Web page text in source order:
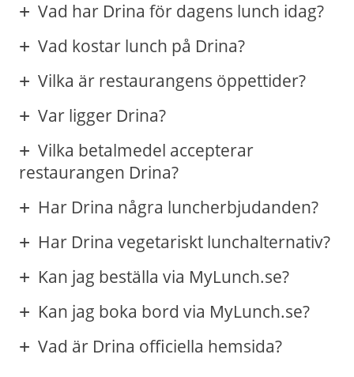
Vad har Drina för dagens lunch idag?
Vad kostar lunch på Drina?
Vilka är restaurangens öppettider?
Var ligger Drina?
Vilka betalmedel accepterar
restaurangen Drina?
Har Drina några luncherbjudanden?
Har Drina vegetariskt lunchalternativ?
Kan jag beställa via MyLunch.se?
Kan jag boka bord via MyLunch.se?
Vad är Drina officiella hemsida?